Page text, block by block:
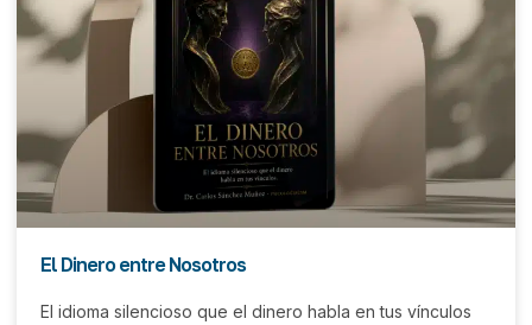
El Dinero entre Nosotros
El idioma silencioso que el dinero habla en tus vínculos